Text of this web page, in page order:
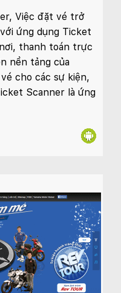
Việc đặt vé trở
ứng dụng Ticket
thanh toán trực
nền tảng của
cho các sự kiện,
Scanner là ứng